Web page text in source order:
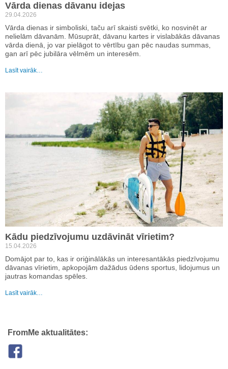
Vārda dienas dāvanu idejas
29.04.2026
Vārda dienas ir simboliski, taču arī skaisti svētki, ko nosvinēt ar
nelielām dāvanām. Mūsuprāt, dāvanu kartes ir vislabākās dāvanas
vārda dienā, jo var pielāgot to vērtību gan pēc naudas summas,
gan arī pēc jubilāra vēlmēm un interesēm.
Lasīt vairāk…
Kādu piedzīvojumu uzdāvināt vīrietim?
15.04.2026
Domājot par to, kas ir oriģinālākās un interesantākās piedzīvojumu
dāvanas vīrietim, apkopojām dažādus ūdens sportus, lidojumus un
jautras komandas spēles.
Lasīt vairāk…
FromMe aktualitātes: